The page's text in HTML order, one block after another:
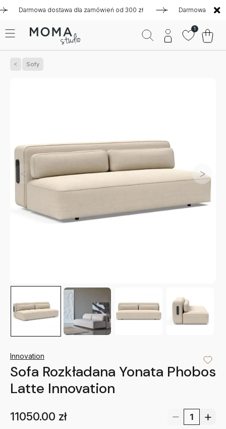
dostawa dla zamówień od 300 zł Darmowa dostawa
1
Sofy
Innovation
Sofa Rozkładana Yonata Phobos
Latte Innovation
11050.00 zł